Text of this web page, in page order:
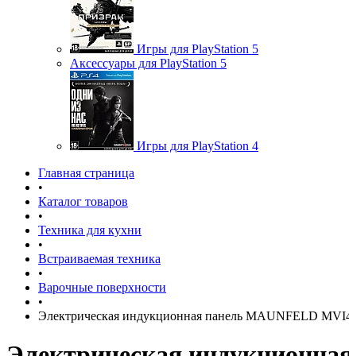
Игры для PlayStation 5
Аксессуары для PlayStation 5
Игры для PlayStation 4
Главная страница
•
Каталог товаров
•
Техника для кухни
•
Встраиваемая техника
•
Варочные поверхности
•
Электрическая индукционная панель MAUNFELD